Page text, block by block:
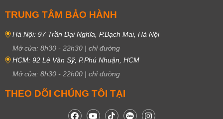
TRUNG TÂM BẢO HÀNH
Hà Nội: 97 Trần Đại Nghĩa, P.Bạch Mai, Hà Nội
Mở cửa: 8h30 - 22h30 | chỉ đường
HCM: 92 Lê Văn Sỹ, P.Phú Nhuận, HCM
Mở cửa: 8h30 - 22h00 | chỉ đường
THEO DÕI CHÚNG TÔI TẠI